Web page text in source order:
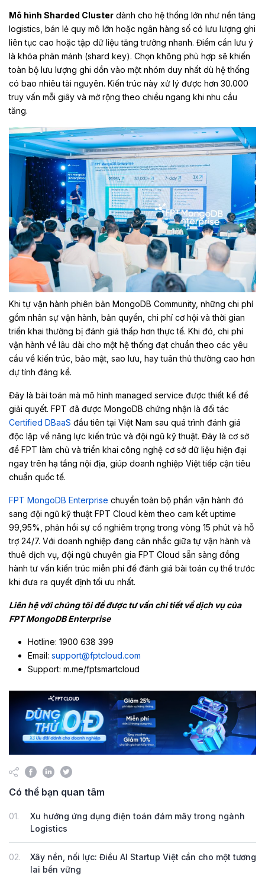
Mô hình Sharded Cluster dành cho hệ thống lớn như nền tảng
logistics, bán lẻ quy mô lớn hoặc ngân hàng số có lưu lượng ghi
liên tục cao hoặc tập dữ liệu tăng trưởng nhanh. Điểm cần lưu ý
là khóa phân mảnh (shard key). Chọn không phù hợp sẽ khiến
toàn bộ lưu lượng ghi dồn vào một nhóm duy nhất dù hệ thống
có bao nhiêu tài nguyên. Kiến trúc này xử lý được hơn 30.000
truy vấn mỗi giây và mở rộng theo chiều ngang khi nhu cầu
tăng.
Khi tự vận hành phiên bản MongoDB Community, những chi phí
gồm nhân sự vận hành, bản quyền, chi phí cơ hội và thời gian
triển khai thường bị đánh giá thấp hơn thực tế. Khi đó, chi phí
vận hành về lâu dài cho một hệ thống đạt chuẩn theo các yêu
cầu về kiến trúc, bảo mật, sao lưu, hay tuân thủ thường cao hơn
dự tính đáng kể.
Đây là bài toán mà mô hình managed service được thiết kế để
giải quyết. FPT đã được MongoDB chứng nhận là đối tác
Certified DBaaS đầu tiên tại Việt Nam sau quá trình đánh giá
độc lập về năng lực kiến trúc và đội ngũ kỹ thuật. Đây là cơ sở
để FPT làm chủ và triển khai công nghệ cơ sở dữ liệu hiện đại
ngay trên hạ tầng nội địa, giúp doanh nghiệp Việt tiếp cận tiêu
chuẩn quốc tế.
FPT MongoDB Enterprise chuyển toàn bộ phần vận hành đó
sang đội ngũ kỹ thuật FPT Cloud kèm theo cam kết uptime
99,95%, phản hồi sự cố nghiêm trọng trong vòng 15 phút và hỗ
trợ 24/7. Với doanh nghiệp đang cân nhắc giữa tự vận hành và
thuê dịch vụ, đội ngũ chuyên gia FPT Cloud sẵn sàng đồng
hành tư vấn kiến trúc miễn phí để đánh giá bài toán cụ thể trước
khi đưa ra quyết định tối ưu nhất.
Liên hệ với chúng tôi để được tư vấn chi tiết về dịch vụ của
FPT MongoDB Enterprise
Hotline: 1900 638 399
Email: support@fptcloud.com
Support: m.me/fptsmartcloud
Có thể bạn quan tâm
01.
Xu hướng ứng dụng điện toán đám mây trong ngành
Logistics
02.
Xây nền, nối lực: Điều AI Startup Việt cần cho một tương
lai bền vững